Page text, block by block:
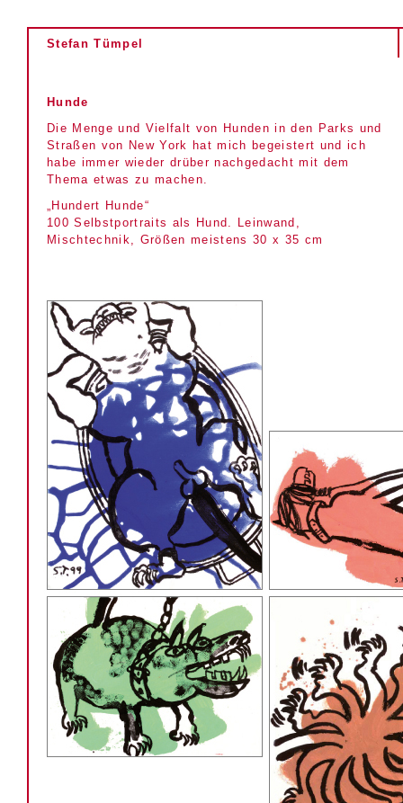
Stefan Tümpel
Hunde
Die Menge und Vielfalt von Hunden in den Parks und
Straßen von New York hat mich begeistert und ich
habe immer wieder drüber nachgedacht mit dem
Thema etwas zu machen.
„Hundert Hunde“
100 Selbstportraits als Hund. Leinwand,
Mischtechnik, Größen meistens 30 x 35 cm